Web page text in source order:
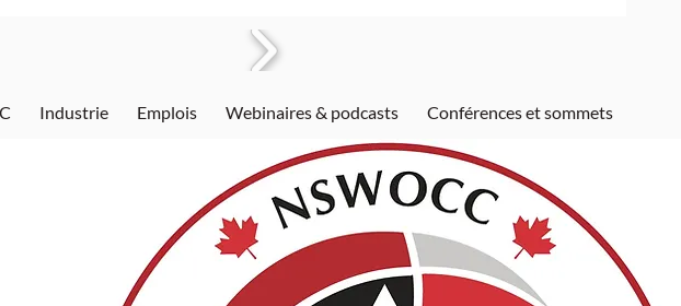
Industrie Emplois Webinaires & podcasts Conférences et sommets